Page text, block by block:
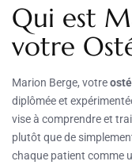
Qui est
votre
Marion Berge, votre
diplômée et
vise à comprendre et
plutôt que de
chaque patient comme